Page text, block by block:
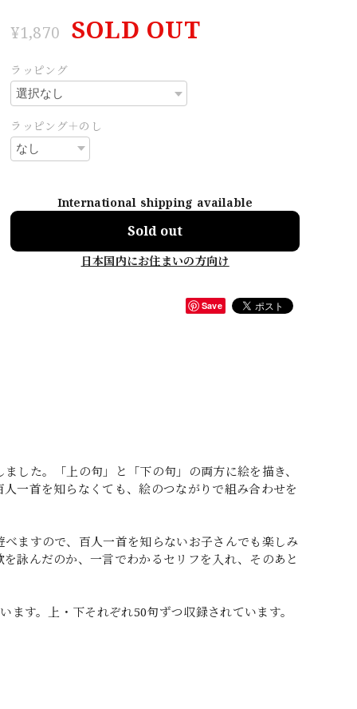
¥1,870 SOLD OUT
ラッピング
ラッピング＋のし
International shipping available
Sold out
日本国内にお住まいの方向け
Save
た。「上の句」と「下の句」の両方に絵を描き、
一首を知らなくても、絵のつながりで組み合わせを
ますので、百人一首を知らないお子さんでも楽しみ
詠んだのか、一言でわかるセリフを入れ、そのあと
す。上・下それぞれ50句ずつ収録されています。